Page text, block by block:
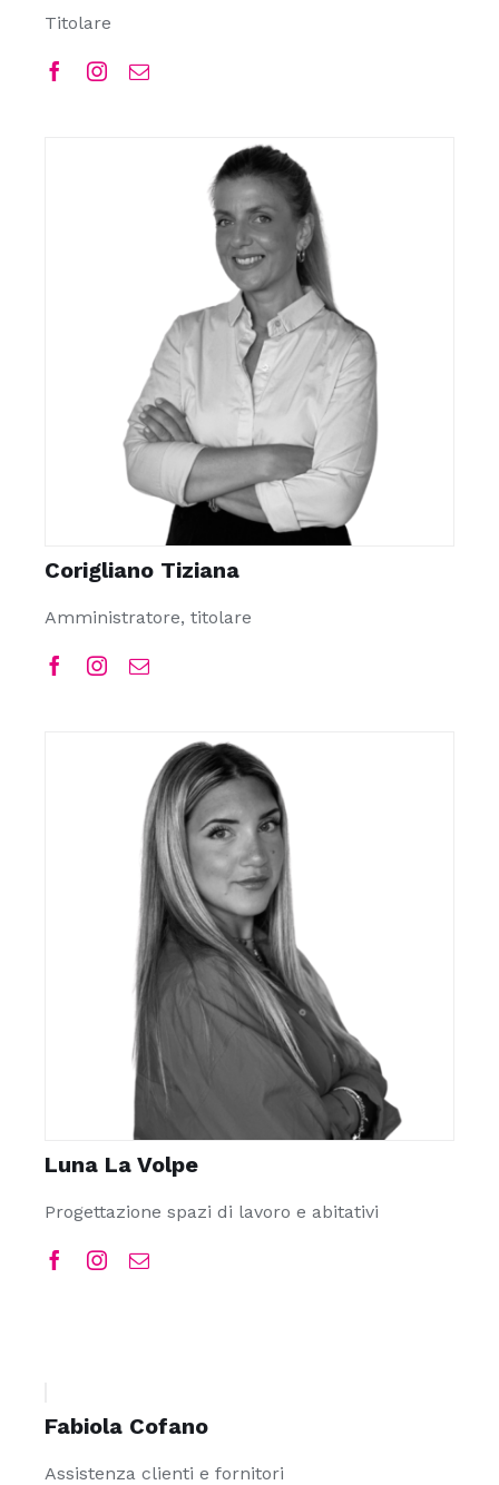
Titolare
Corigliano Tiziana
Amministratore, titolare
Luna La Volpe
Progettazione spazi di lavoro e abitativi
Fabiola Cofano
Assistenza clienti e fornitori